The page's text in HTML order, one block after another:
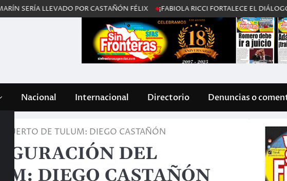
LLEVADO POR CASTAÑÓN FÉLIX ¡FABIOLA RICCI FORTALECE EL DIÁLOGO CON
Nacional Internacional Directorio Denuncias o
DE TULUM: DIEGO CASTAÑÓN
DEL
DIEGO CASTAÑÓN